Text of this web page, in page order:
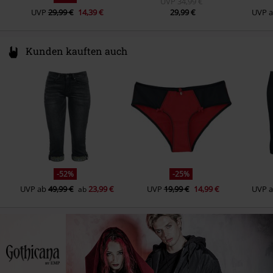
UVP 29,99 € 14,39 €
29,99 €
UVP
Kunden kauften auch
-52%
UVP ab49,99 € ab 23,99 €
-25%
UVP 19,99 € 14,99 € UVP